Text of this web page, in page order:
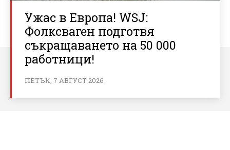
Ужас в Европа! WSJ:
Фолксваген подготвя
съкращаването на 50 000
работници!
ПЕТЪК, 7 АВГУСТ 2026